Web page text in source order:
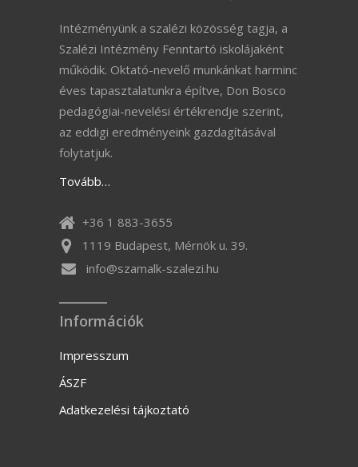
Intézményünk a szalézi közösség tagja, a
Szalézi Intézmény Fenntartó iskolájaként
működik. Oktató-nevelő munkánkat harminc
éves tapasztalatunkra építve, Don Bosco
pedagógiai-nevelési értékrendje szerint,
az eddigi eredményeink gazdagításával
folytatjuk.
Tovább…
+36 1 883-3655
1119 Budapest, Mérnök u. 39.
info@szamalk-szalezi.hu
Információk
Impresszum
ÁSZF
Adatkezelési tájkoztató